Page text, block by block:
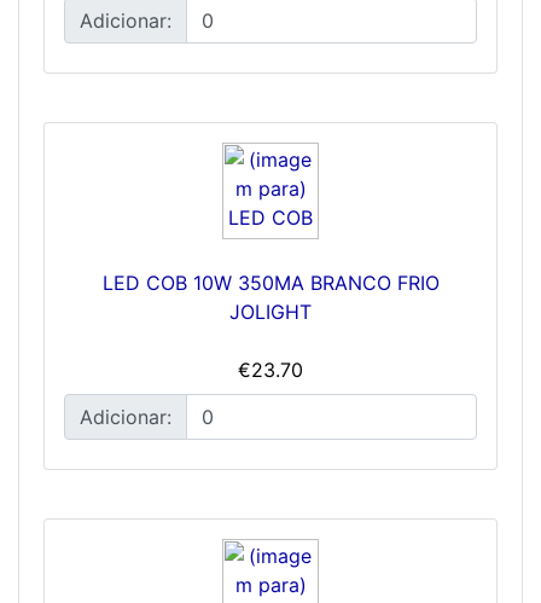
Adicionar:
LED COB 10W 350MA BRANCO FRIO
JOLIGHT
€23.70
Adicionar: